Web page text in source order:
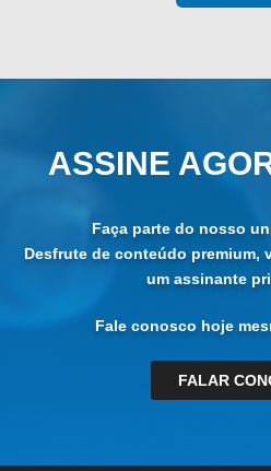
ASSINE
Faça parte do nosso
Desfrute de conteúdo premium,
um assinante
Fale conosco hoje
FALAR